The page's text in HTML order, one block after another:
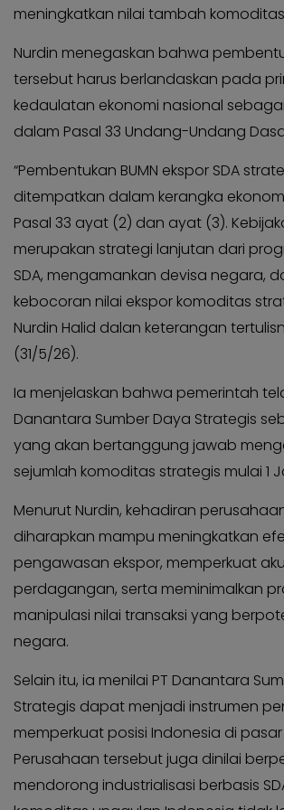
Kabar
KABAR
meningkatkan nilai tambah
Nurdin menegaskan bahwa
tersebut harus berlandaskan pada
kedaulatan ekonomi nasional
dalam Pasal 33 Undang-Undang
“Pembentukan BUMN ekspor SDA
ditempatkan dalam kerangka
Pasal 33 ayat (2) dan ayat (3).
merupakan strategi lanjutan dari
SDA, mengamankan devisa negara,
kebocoran nilai ekspor komoditas
Nurdin Halid dalan keterangan
(31/5/26).
Ia menjelaskan bahwa pemerintah
Danantara Sumber Daya Strategis
yang akan bertanggung jawab
sejumlah komoditas strategis mulai 1
Menurut Nurdin, kehadiran
diharapkan mampu meningkatkan
pengawasan ekspor, memperkuat
perdagangan, serta meminimalkan
manipulasi nilai transaksi yang
negara.
Selain itu, ia menilai PT Danantara
Strategis dapat menjadi instrumen
memperkuat posisi Indonesia di
Perusahaan tersebut juga dinilai
mendorong industrialisasi berbasis